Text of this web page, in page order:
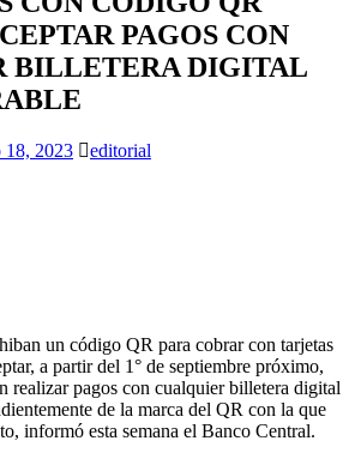
PAGOS CON
BILLETERA DIGITAL
18, 2023 editorial
un código QR para cobrar con tarjetas
a partir del 1° de septiembre próximo,
realizar pagos con cualquier billetera digital
de la marca del QR con la que
informó esta semana el Banco Central.